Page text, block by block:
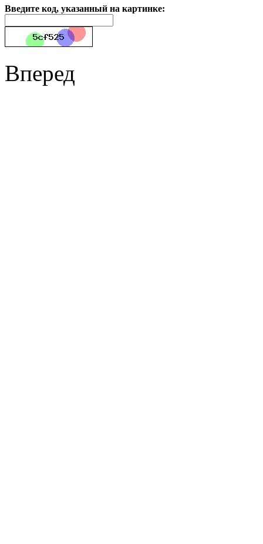
Введите код, указанный на картинке:
Вперед